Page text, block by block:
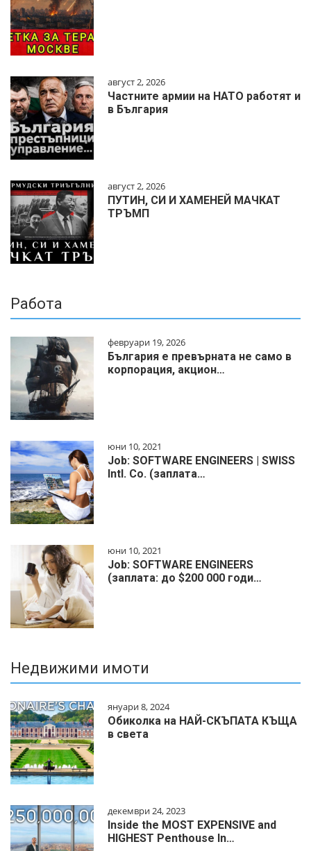
август 2, 2026
Частните армии на НАТО работят и
в България
август 2, 2026
ПУТИН, СИ И ХАМЕНЕЙ МАЧКАТ
ТРЪМП
Работа
февруари 19, 2026
България е превърната не само в
корпорация, акцион…
юни 10, 2021
Job: SOFTWARE ENGINEERS | SWISS
Intl. Co. (заплата…
юни 10, 2021
Job: SOFTWARE ENGINEERS
(заплата: до $200 000 годи…
Недвижими имоти
януари 8, 2024
Обиколка на НАЙ-СКЪПАТА КЪЩА
в света
декември 24, 2023
Inside the MOST EXPENSIVE and
HIGHEST Penthouse In…